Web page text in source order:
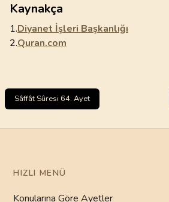
Kaynakça
1.Diyanet İşleri Başkanlığı
2.Quran.com
Sâffât Sûresi 64. Ayet
HIZLI MENÜ
Konularına Göre Ayetler